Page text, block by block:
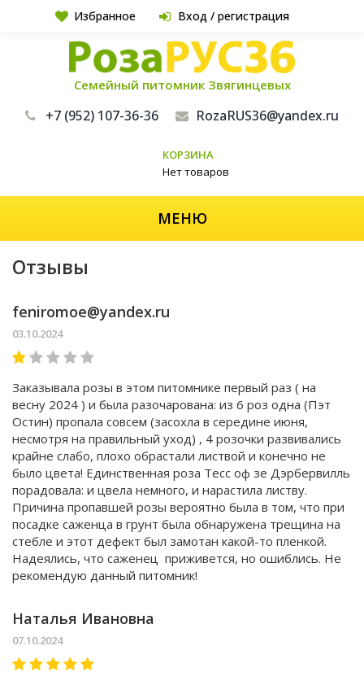
Избранное Вход / регистрация
Семейный питомник Звягинцевых
+7 (952) 107-36-36 RozaRUS36@yandex.ru
КОРЗИНА
Нет товаров
МЕНЮ
Отзывы
feniromoe@yandex.ru
03.10.2024
Заказывала розы в этом питомнике первый раз ( на
весну 2024 ) и была разочарована: из 6 роз одна (Пэт
Остин) пропала совсем (засохла в середине июня,
несмотря на правильный уход) , 4 розочки развивались
крайне слабо, плохо обрастали листвой и конечно не
было цвета! Единственная роза Тесс оф зе Дэрбервилль
порадовала: и цвела немного, и нарастила листву.
Причина пропавшей розы вероятно была в том, что при
посадке саженца в грунт была обнаружена трещина на
стебле и этот дефект был замотан какой-то пленкой.
Надеялись, что саженец приживется, но ошиблись. Не
рекомендую данный питомник!
Наталья Ивановна
07.10.2024